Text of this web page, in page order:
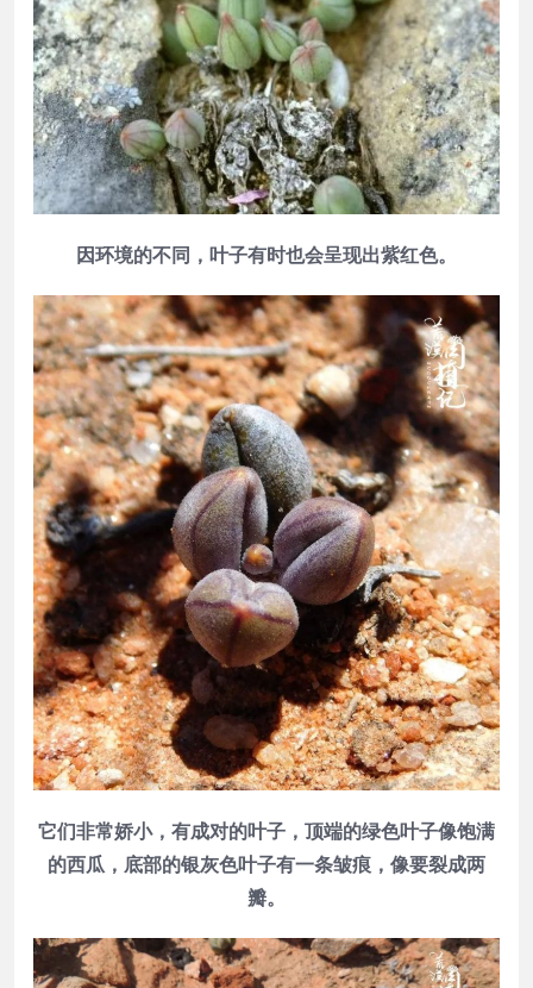
因环境的不同，叶子有时也会呈现出紫红色。
它们非常娇小，有成对的叶子，顶端的绿色叶子像饱满
的西瓜，底部的银灰色叶子有一条皱痕，像要裂成两
瓣。